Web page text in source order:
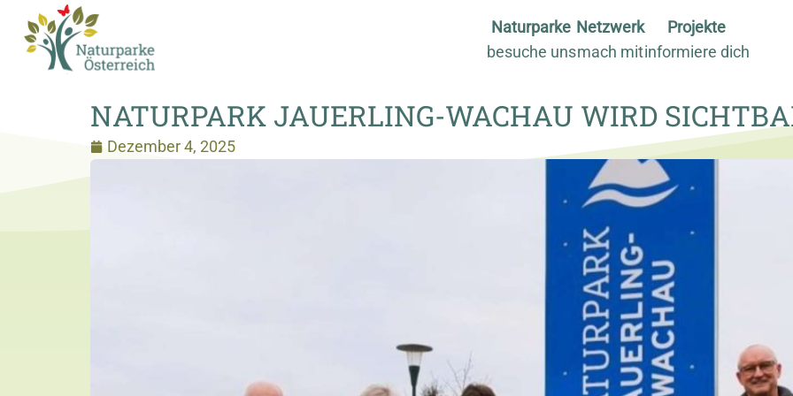
Naturparke
besuche uns
Netzwerk
mach mit
Projekte
informiere dich
NATURPARK JAUERLING-WACHAU WIRD
Dezember 4, 2025